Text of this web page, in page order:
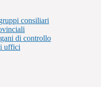
consiliari
di controllo
uffici